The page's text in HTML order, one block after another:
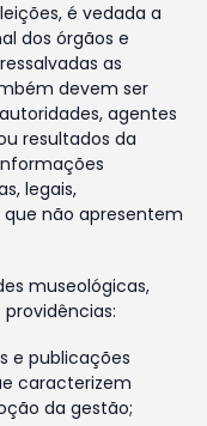
é vedada a
dos órgãos e
as
devem ser
agentes
resultados da
legais,
não apresentem
museológicas,
e publicações
caracterizem
da gestão;